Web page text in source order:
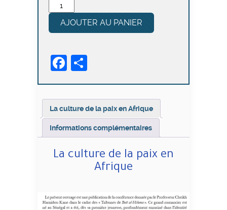
quantité
de
paix
AJOUTER AU PANIER
Facebook
La culture de la paix en Afrique
Informations complémentaires
La culture de la paix en
Afrique